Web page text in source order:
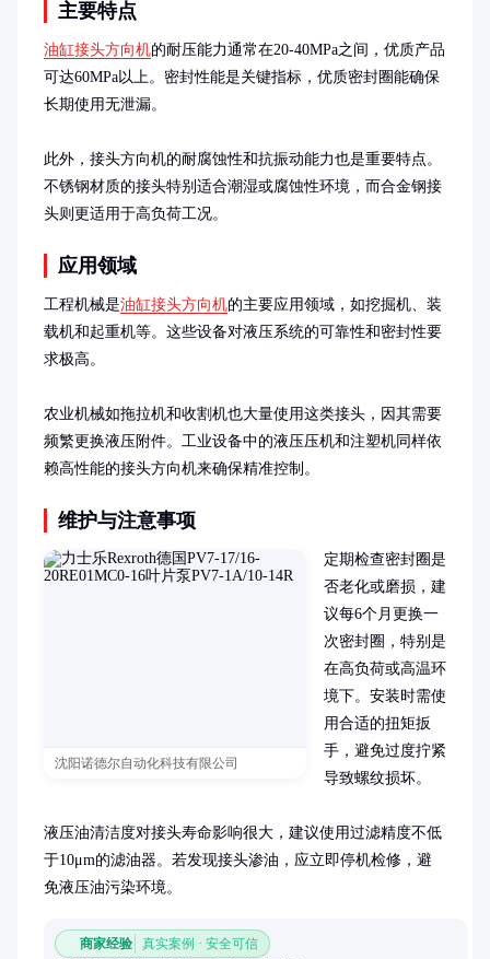
主要特点
油缸接头方向机的耐压能力通常在20-40MPa之间，优质产品
可达60MPa以上。密封性能是关键指标，优质密封圈能确保
长期使用无泄漏。
此外，接头方向机的耐腐蚀性和抗振动能力也是重要特点。
不锈钢材质的接头特别适合潮湿或腐蚀性环境，而合金钢接
头则更适用于高负荷工况。
应用领域
工程机械是油缸接头方向机的主要应用领域，如挖掘机、装
载机和起重机等。这些设备对液压系统的可靠性和密封性要
求极高。
农业机械如拖拉机和收割机也大量使用这类接头，因其需要
频繁更换液压附件。工业设备中的液压压机和注塑机同样依
赖高性能的接头方向机来确保精准控制。
维护与注意事项
沈阳诺德尔自动化科技有限公司
定期检查密封圈是
否老化或磨损，建
议每6个月更换一
次密封圈，特别是
在高负荷或高温环
境下。安装时需使
用合适的扭矩扳
手，避免过度拧紧
导致螺纹损坏。
液压油清洁度对接头寿命影响很大，建议使用过滤精度不低
于10μm的滤油器。若发现接头渗油，应立即停机检修，避
免液压油污染环境。
商家经验 真实案例 · 安全可信